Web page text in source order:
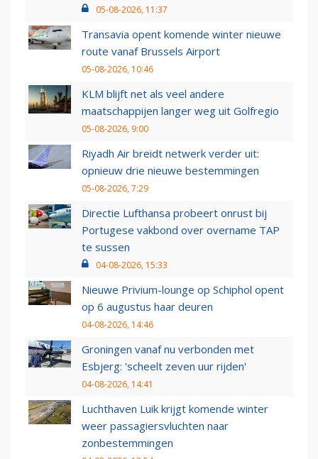
05-08-2026, 11:37
Transavia opent komende winter nieuwe
route vanaf Brussels Airport
05-08-2026, 10:46
KLM blijft net als veel andere
maatschappijen langer weg uit Golfregio
05-08-2026, 9:00
Riyadh Air breidt netwerk verder uit:
opnieuw drie nieuwe bestemmingen
05-08-2026, 7:29
Directie Lufthansa probeert onrust bij
Portugese vakbond over overname TAP
te sussen
04-08-2026, 15:33
Nieuwe Privium-lounge op Schiphol opent
op 6 augustus haar deuren
04-08-2026, 14:46
Groningen vanaf nu verbonden met
Esbjerg: 'scheelt zeven uur rijden'
04-08-2026, 14:41
Luchthaven Luik krijgt komende winter
weer passagiersvluchten naar
zonbestemmingen